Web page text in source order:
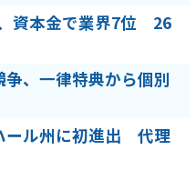
資本金で業界7位 26
、一律特典から個別
ール州に初進出 代理